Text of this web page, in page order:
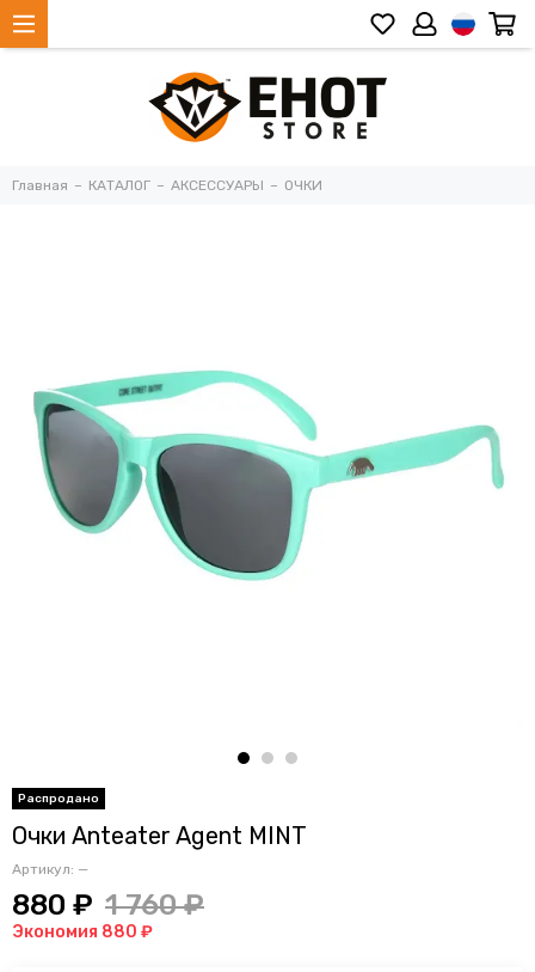
Главная КАТАЛОГ АКСЕССУАРЫ ОЧКИ
Очки Anteater Agent MINT
Артикул: —
880 ₽ 1 760 ₽
Экономия 880 ₽